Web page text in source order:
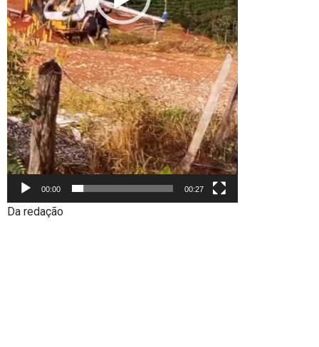
00:00 00:27
Da redação